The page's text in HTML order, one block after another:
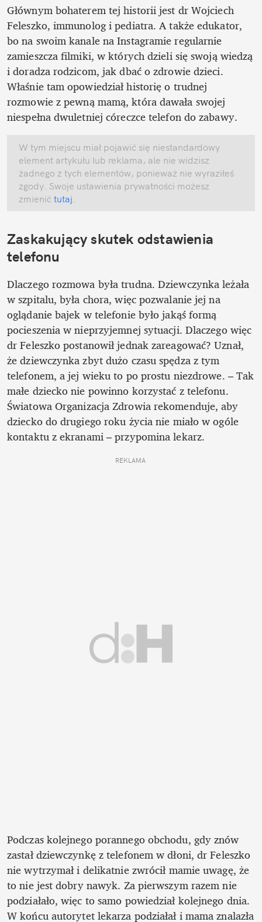
Głównym bohaterem tej historii jest dr Wojciech
Feleszko, immunolog i pediatra. A także edukator,
bo na swoim kanale na Instagramie regularnie
zamieszcza filmiki, w których dzieli się swoją wiedzą
i doradza rodzicom, jak dbać o zdrowie dzieci.
Właśnie tam opowiedział historię o trudnej
rozmowie z pewną mamą, która dawała swojej
niespełna dwuletniej córeczce telefon do zabawy.
W tym miejscu miał pojawić się niestandardowy
element artykułu lub reklama, ale nie widzisz
żadnego z tych elementów, ponieważ nie wyraziłeś
zgody. Swoje ustawienia prywatności możesz
zmienić tutaj
Zaskakujący skutek odstawienia
telefonu
Dlaczego rozmowa była trudna. Dziewczynka leżała
w szpitalu, była chora, więc pozwalanie jej na
oglądanie bajek w telefonie było jakąś formą
pocieszenia w nieprzyjemnej sytuacji. Dlaczego więc
dr Feleszko postanowił jednak zareagować? Uznał,
że dziewczynka zbyt dużo czasu spędza z tym
telefonem, a jej wieku to po prostu niezdrowe. – Tak
małe dziecko nie powinno korzystać z telefonu.
Światowa Organizacja Zdrowia rekomenduje, aby
dziecko do drugiego roku życia nie miało w ogóle
kontaktu z ekranami – przypomina lekarz.
REKLAMA
Podczas kolejnego porannego obchodu, gdy znów
zastał dziewczynkę z telefonem w dłoni, dr Feleszko
nie wytrzymał i delikatnie zwrócił mamie uwagę, że
to nie jest dobry nawyk. Za pierwszym razem nie
podziałało, więc to samo powiedział kolejnego dnia.
W końcu autorytet lekarza podziałał i mama znalazła